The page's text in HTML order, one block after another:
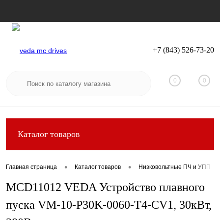
Вход Регистрация
+7 (843) 526-73-20
0 0
Каталог товаров
Главная страница • Каталог товаров • Низковольтные ПЧ и УПП
MCD11012 VEDA Устройство плавного
пуска VM-10-P30K-0060-T4-CV1, 30кВт,